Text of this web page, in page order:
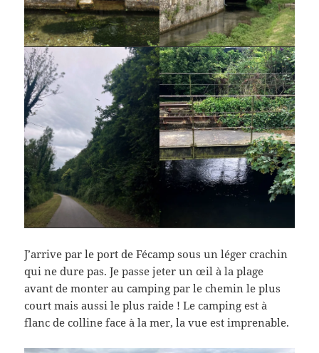
J’arrive par le port de Fécamp sous un léger crachin
qui ne dure pas. Je passe jeter un œil à la plage
avant de monter au camping par le chemin le plus
court mais aussi le plus raide ! Le camping est à
flanc de colline face à la mer, la vue est imprenable.